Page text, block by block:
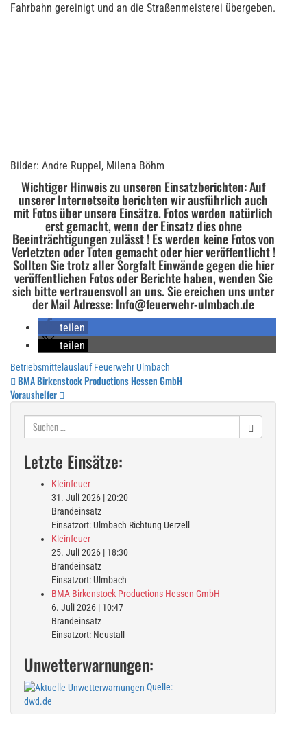
Fahrbahn gereinigt und an die Straßenmeisterei übergeben.
Bilder: Andre Ruppel, Milena Böhm
Wichtiger Hinweis zu unseren Einsatzberichten: Auf
unserer Internetseite berichten wir ausführlich auch
mit Fotos über unsere Einsätze. Fotos werden natürlich
erst gemacht, wenn der Einsatz dies ohne
Beeinträchtigungen zulässt ! Es werden keine Fotos von
Verletzten oder Toten gemacht oder hier veröffentlicht !
Sollten Sie trotz aller Sorgfalt Einwände gegen die hier
veröffentlichen Fotos oder Berichte haben, wenden Sie
sich bitte vertrauensvoll an uns. Sie ereichen uns unter
der Mail Adresse: Info@feuerwehr-ulmbach.de
teilen
teilen
Betriebsmittelauslauf Feuerwehr Ulmbach
Beitragsnavigation
BMA Birkenstock Productions Hessen GmbH
Voraushelfer
Suchen
Letzte Einsätze:
Kleinfeuer
31. Juli 2026 |20:20
Brandeinsatz
Einsatzort: Ulmbach Richtung Uerzell
Kleinfeuer
25. Juli 2026 | 18:30
Brandeinsatz
Einsatzort: Ulmbach
BMA Birkenstock Productions Hessen GmbH
6. Juli 2026 | 10:47
Brandeinsatz
Einsatzort: Neustall
Unwetterwarnungen:
Quelle:
dwd.de